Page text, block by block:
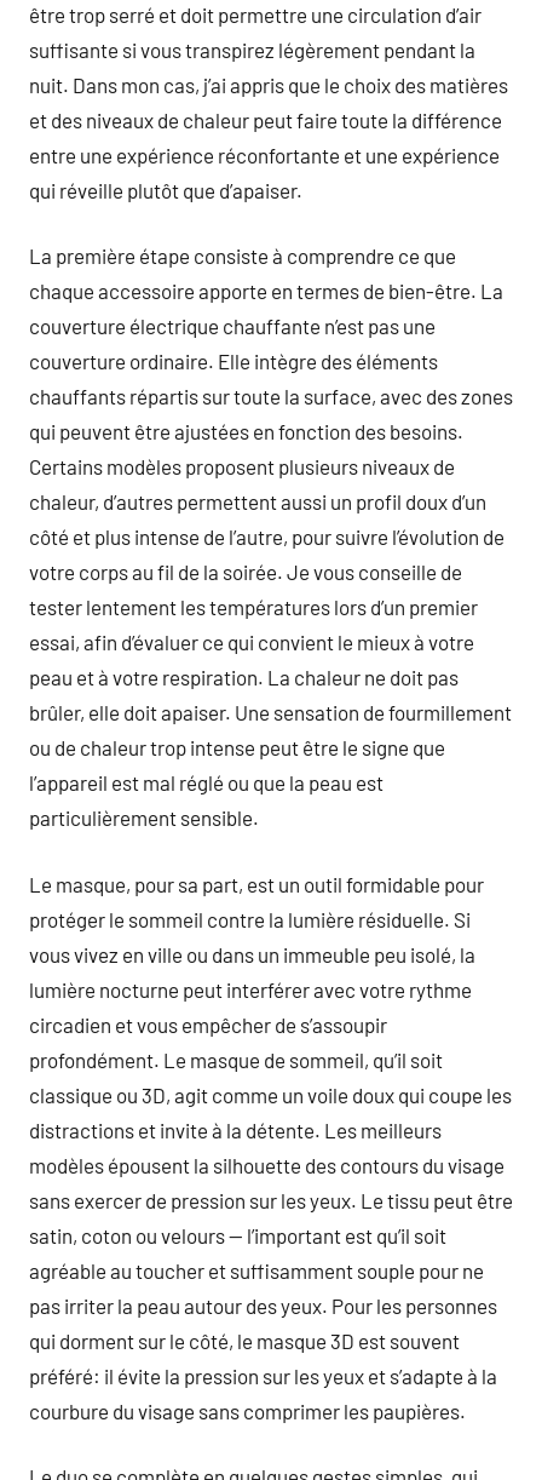
être trop serré et doit permettre une circulation d’air
suffisante si vous transpirez légèrement pendant la
nuit. Dans mon cas, j’ai appris que le choix des matières
et des niveaux de chaleur peut faire toute la différence
entre une expérience réconfortante et une expérience
qui réveille plutôt que d’apaiser.
La première étape consiste à comprendre ce que
chaque accessoire apporte en termes de bien-être. La
couverture électrique chauffante n’est pas une
couverture ordinaire. Elle intègre des éléments
chauffants répartis sur toute la surface, avec des zones
qui peuvent être ajustées en fonction des besoins.
Certains modèles proposent plusieurs niveaux de
chaleur, d’autres permettent aussi un profil doux d’un
côté et plus intense de l’autre, pour suivre l’évolution de
votre corps au fil de la soirée. Je vous conseille de
tester lentement les températures lors d’un premier
essai, afin d’évaluer ce qui convient le mieux à votre
peau et à votre respiration. La chaleur ne doit pas
brûler, elle doit apaiser. Une sensation de fourmillement
ou de chaleur trop intense peut être le signe que
l’appareil est mal réglé ou que la peau est
particulièrement sensible.
Le masque, pour sa part, est un outil formidable pour
protéger le sommeil contre la lumière résiduelle. Si
vous vivez en ville ou dans un immeuble peu isolé, la
lumière nocturne peut interférer avec votre rythme
circadien et vous empêcher de s’assoupir
profondément. Le masque de sommeil, qu’il soit
classique ou 3D, agit comme un voile doux qui coupe les
distractions et invite à la détente. Les meilleurs
modèles épousent la silhouette des contours du visage
sans exercer de pression sur les yeux. Le tissu peut être
satin, coton ou velours — l’important est qu’il soit
agréable au toucher et suffisamment souple pour ne
pas irriter la peau autour des yeux. Pour les personnes
qui dorment sur le côté, le masque 3D est souvent
préféré: il évite la pression sur les yeux et s’adapte à la
courbure du visage sans comprimer les paupières.